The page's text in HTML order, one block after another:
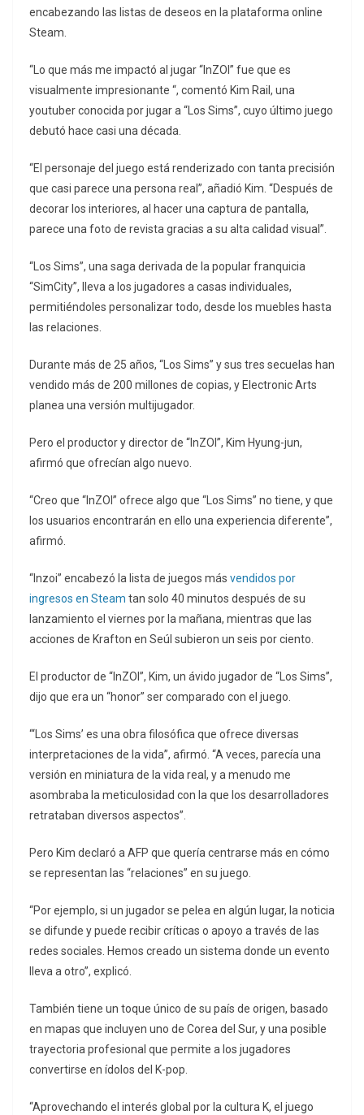
encabezando las listas de deseos en la plataforma online
Steam.
“Lo que más me impactó al jugar “InZOI” fue que es
visualmente impresionante “, comentó Kim Rail, una
youtuber conocida por jugar a “Los Sims”, cuyo último juego
debutó hace casi una década.
“El personaje del juego está renderizado con tanta precisión
que casi parece una persona real”, añadió Kim. “Después de
decorar los interiores, al hacer una captura de pantalla,
parece una foto de revista gracias a su alta calidad visual”.
“Los Sims”, una saga derivada de la popular franquicia
“SimCity”, lleva a los jugadores a casas individuales,
permitiéndoles personalizar todo, desde los muebles hasta
las relaciones.
Durante más de 25 años, “Los Sims” y sus tres secuelas han
vendido más de 200 millones de copias, y Electronic Arts
planea una versión multijugador.
Pero el productor y director de “InZOI”, Kim Hyung-jun,
afirmó que ofrecían algo nuevo.
“Creo que “InZOI” ofrece algo que “Los Sims” no tiene, y que
los usuarios encontrarán en ello una experiencia diferente”,
afirmó.
“Inzoi” encabezó la lista de juegos más vendidos por
ingresos en Steam tan solo 40 minutos después de su
lanzamiento el viernes por la mañana, mientras que las
acciones de Krafton en Seúl subieron un seis por ciento.
El productor de “InZOI”, Kim, un ávido jugador de “Los Sims”,
dijo que era un “honor” ser comparado con el juego.
“‘Los Sims’ es una obra filosófica que ofrece diversas
interpretaciones de la vida”, afirmó. “A veces, parecía una
versión en miniatura de la vida real, y a menudo me
asombraba la meticulosidad con la que los desarrolladores
retrataban diversos aspectos”.
Pero Kim declaró a AFP que quería centrarse más en cómo
se representan las “relaciones” en su juego.
“Por ejemplo, si un jugador se pelea en algún lugar, la noticia
se difunde y puede recibir críticas o apoyo a través de las
redes sociales. Hemos creado un sistema donde un evento
lleva a otro”, explicó.
También tiene un toque único de su país de origen, basado
en mapas que incluyen uno de Corea del Sur, y una posible
trayectoria profesional que permite a los jugadores
convertirse en ídolos del K-pop.
“Aprovechando el interés global por la cultura K, el juego